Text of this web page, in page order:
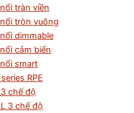
tràn viền
tròn vuông
dimmable
cảm biến
smart
RPE
chế độ
3 chế độ